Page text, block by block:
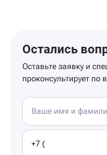
Остались
Оставьте заявку и
проконсультирует